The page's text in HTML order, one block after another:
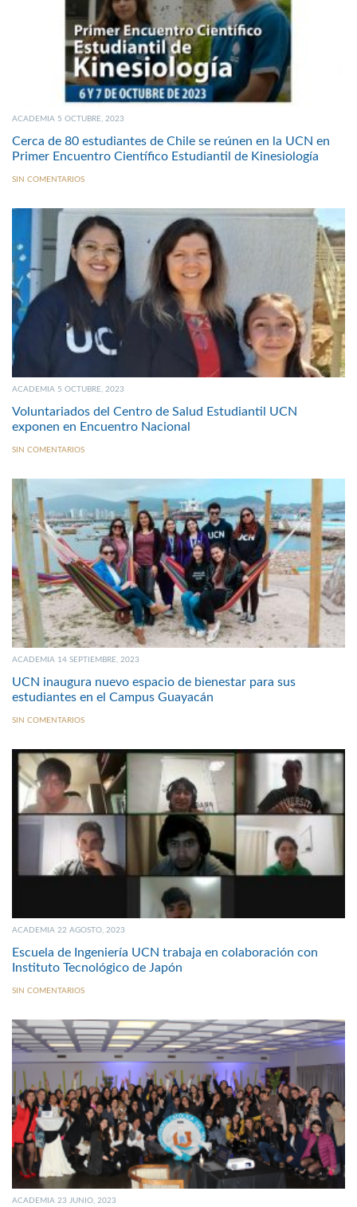
ACADEMIA 5 OCTUBRE, 2023
Cerca de 80 estudiantes de Chile se reúnen en la UCN en
Primer Encuentro Científico Estudiantil de Kinesiología
SIN COMENTARIOS
ACADEMIA 5 OCTUBRE, 2023
Voluntariados del Centro de Salud Estudiantil UCN
exponen en Encuentro Nacional
SIN COMENTARIOS
ACADEMIA 14 SEPTIEMBRE, 2023
UCN inaugura nuevo espacio de bienestar para sus
estudiantes en el Campus Guayacán
SIN COMENTARIOS
ACADEMIA 22 AGOSTO, 2023
Escuela de Ingeniería UCN trabaja en colaboración con
Instituto Tecnológico de Japón
SIN COMENTARIOS
ACADEMIA 23 JUNIO, 2023